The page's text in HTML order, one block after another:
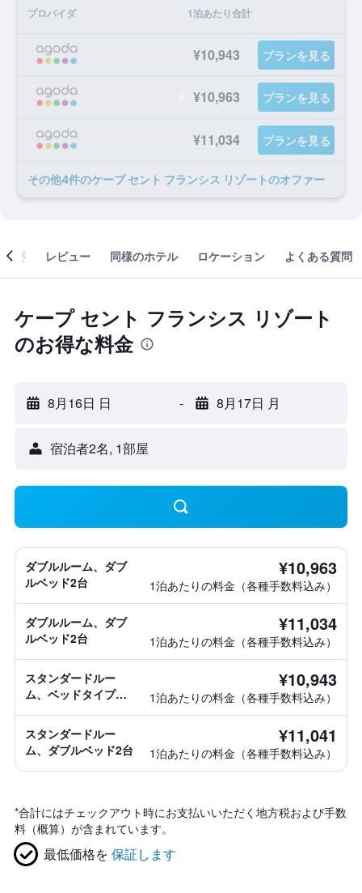
プロバイダ 1泊あたり合計
¥10,943 プランを見る
¥10,963 プランを見る
¥11,034 プランを見る
​その他4​件のケープ セント フランシス リゾートのオファー
概要 レビュー 同様のホテル ロケーション よくある質問
ケープ セント フランシス リゾート
のお得な料金
8月16日 日 - 8月17日 月
宿泊者2名, 1​部屋
ダブルルーム、ダブ
ルベッド2台
¥10,963
1泊あたりの料金（各種手数料込み）
ダブルルーム、ダブ
ルベッド2台
¥11,034
1泊あたりの料金（各種手数料込み）
スタンダードルー
ム、ベッドタイプ情
¥10,943
1泊あたりの料金（各種手数料込み）
スタンダードルー
ム、ダブルベッド2台
¥11,041
1泊あたりの料金（各種手数料込み）
*合計にはチェックアウト時にお支払いいただく地方税および手数
料（概算）が含まれています。
最低価格を 保証します